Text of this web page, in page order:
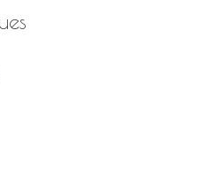
sur le secteur de La Primaube.
standard